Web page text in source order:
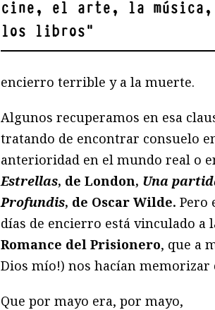
cine, el arte, la música,
los libros"
encierro terrible y a la muerte.
Algunos recuperamos en esa
tratando de encontrar consuelo
anterioridad en el mundo real o
Estrellas, de London, Una
Profundis, de Oscar Wilde. Pero
días de encierro está vinculado a
Romance del Prisionero, que a
Dios mío!) nos hacían memorizar
Que por mayo era, por mayo,